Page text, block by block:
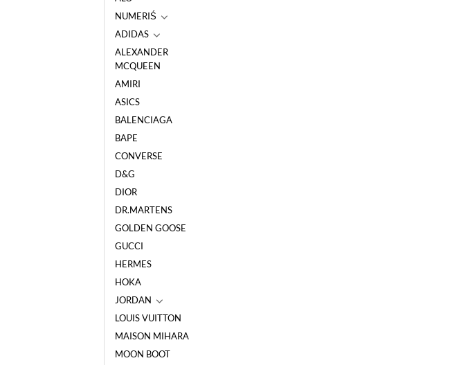
NUMERIŚ
ADIDAS
ALEXANDER
MCQUEEN
AMIRI
ASICS
BALENCIAGA
BAPE
CONVERSE
D&G
DIOR
DR.MARTENS
GOLDEN GOOSE
GUCCI
HERMES
HOKA
JORDAN
LOUIS VUITTON
MAISON MIHARA
MOON BOOT